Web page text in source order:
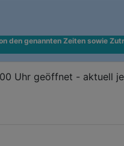
den genannten Zeiten sowie
Uhr geöffnet - aktuell